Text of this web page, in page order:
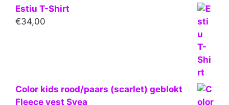
Estiu T-Shirt
€34,00
Color kids rood/paars (scarlet) geblokt
Fleece vest Svea